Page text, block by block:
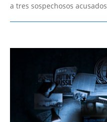
a tres sospechosos acusados